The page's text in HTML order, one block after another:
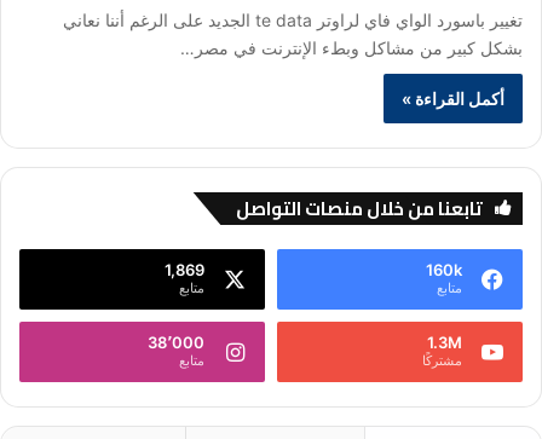
تغيير باسورد الواي فاي لراوتر te data الجديد على الرغم أننا نعاني
بشكل كبير من مشاكل وبطء الإنترنت في مصر…
أكمل القراءة »
تابعنا من خلال منصات التواصل
160k
متابع
1,869
متابع
1.3M
مشتركًا
38٬000
متابع